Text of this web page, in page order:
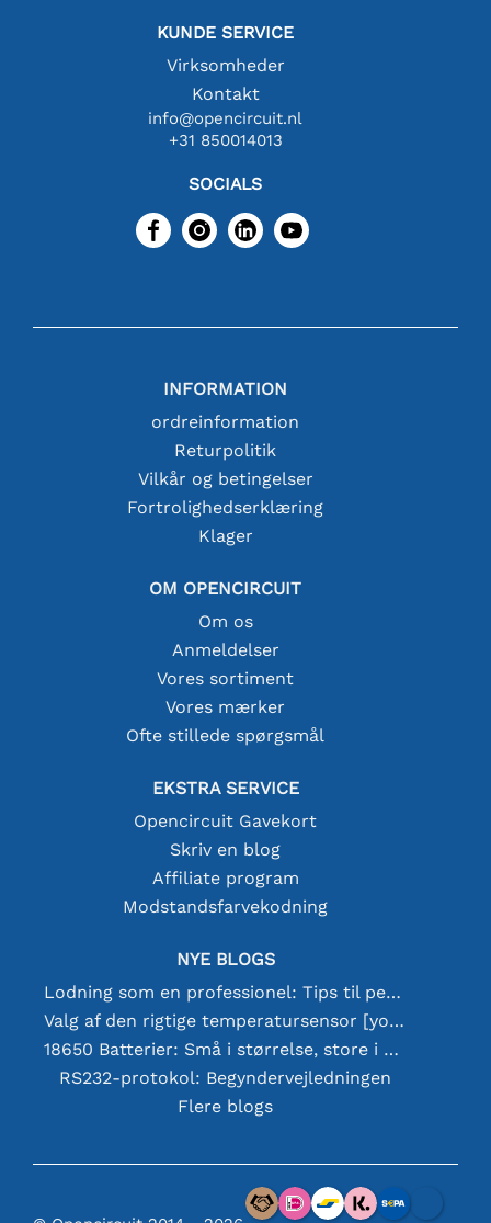
KUNDE SERVICE
Virksomheder
Kontakt
info@opencircuit.nl
+31 850014013
SOCIALS
INFORMATION
ordreinformation
Returpolitik
Vilkår og betingelser
Fortrolighedserklæring
Klager
OM OPENCIRCUIT
Om os
Anmeldelser
Vores sortiment
Vores mærker
Ofte stillede spørgsmål
EKSTRA SERVICE
Opencircuit Gavekort
Skriv en blog
Affiliate program
Modstandsfarvekodning
NYE BLOGS
Lodning som en professionel: Tips til perfekte elektroniske forbindelser
Valg af den rigtige temperatursensor [youtube]
18650 Batterier: Små i størrelse, store i ydeevne
RS232-protokol: Begyndervejledningen
Flere blogs